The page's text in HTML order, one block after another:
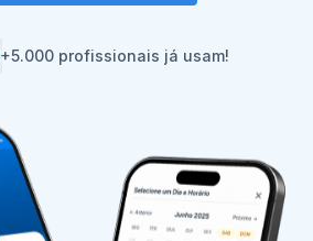
+5.000 profissionais já usam!